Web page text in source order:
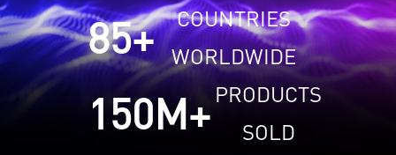
85+
COUNTRIES
WORLDWIDE
150M+PRODUCTS
SOLD